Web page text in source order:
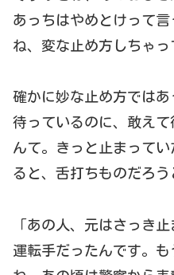
あっちはやめとけって
ね、変な止め方しちゃっ
確かに妙な止め方では
待っているのに、敢え
んて。きっと止まって
ると、舌打ちものだろう
「あの人、元はさっき
運転手だったんです。